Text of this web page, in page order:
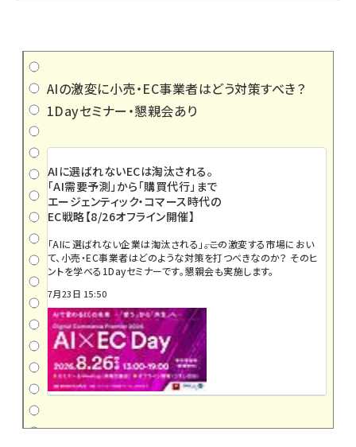
AIの激変に小売・EC事業者はどう対策すべき？
1Dayセミナー・懇親会あり
AIに選ばれないECは淘汰される。
「AI需要予測」から「購買代行」まで
エージェンティック・コマース時代の
EC戦略【8/26オフライン開催】
「AIに選ばれない企業は淘汰される」――。この激変する市場におい
て、小売・EC事業者はどのような対策を打つべきなのか？ そのヒ
ントを学べる1Dayセミナーです。懇親会も実施します。
7月23日 15:50